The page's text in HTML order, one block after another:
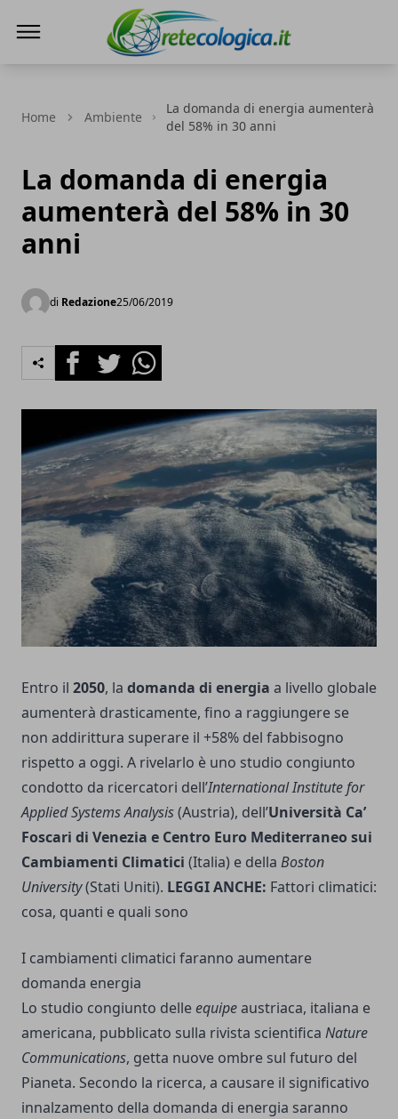
Home Ambiente
La domanda di energia aumenterà
del 58% in 30 anni
La domanda di energia
aumenterà del 58% in 30
anni
di Redazione25/06/2019
FacebookTwitterWhatsapp
Entro il 2050, la domanda di energia a livello globale
aumenterà drasticamente, fino a raggiungere se
non addirittura superare il +58% del fabbisogno
rispetto a oggi. A rivelarlo è uno studio congiunto
condotto da ricercatori dell’International Institute for
Applied Systems Analysis(Austria), dell’Università Ca’
Foscari di Venezia e Centro Euro Mediterraneo sui
Cambiamenti Climatici (Italia) e della Boston
University(Stati Uniti). LEGGI ANCHE: Fattori climatici:
cosa, quanti e quali sono
I cambiamenti climatici faranno aumentare
domanda energia
Lo studio congiunto delleequipeaustriaca, italiana e
americana, pubblicato sulla rivista scientifica Nature
Communications, getta nuove ombre sul futuro del
Pianeta. Secondo la ricerca, a causare il significativo
innalzamento della domanda di energia saranno